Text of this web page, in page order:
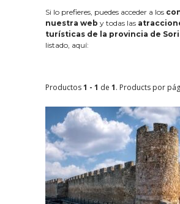
Si lo prefieres, puedes acceder a los
nuestra web y todas las
turísticas de la provincia de
listado, aquí:
Productos1 - 1 de 1. Products por